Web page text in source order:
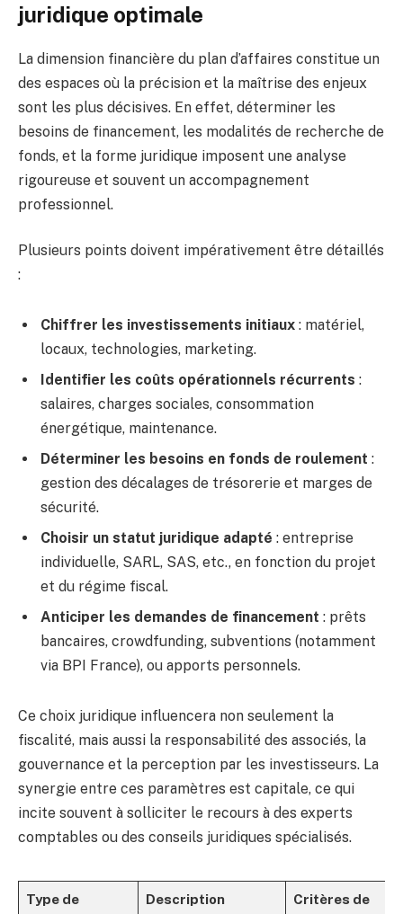
juridique optimale
La dimension financière du plan d’affaires constitue un
des espaces où la précision et la maîtrise des enjeux
sont les plus décisives. En effet, déterminer les
besoins de financement, les modalités de recherche de
fonds, et la forme juridique imposent une analyse
rigoureuse et souvent un accompagnement
professionnel.
Plusieurs points doivent impérativement être détaillés
:
Chiffrer les investissements initiaux : matériel,
locaux, technologies, marketing.
Identifier les coûts opérationnels récurrents :
salaires, charges sociales, consommation
énergétique, maintenance.
Déterminer les besoins en fonds de roulement :
gestion des décalages de trésorerie et marges de
sécurité.
Choisir un statut juridique adapté : entreprise
individuelle, SARL, SAS, etc., en fonction du projet
et du régime fiscal.
Anticiper les demandes de financement : prêts
bancaires, crowdfunding, subventions (notamment
via BPI France), ou apports personnels.
Ce choix juridique influencera non seulement la
fiscalité, mais aussi la responsabilité des associés, la
gouvernance et la perception par les investisseurs. La
synergie entre ces paramètres est capitale, ce qui
incite souvent à solliciter le recours à des experts
comptables ou des conseils juridiques spécialisés.
Type de
Description
Critères de